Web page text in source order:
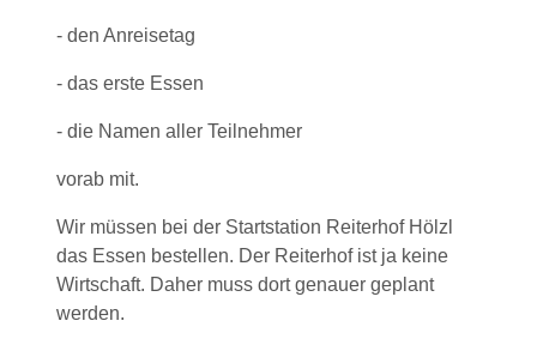
- den Anreisetag
- das erste Essen
- die Namen aller Teilnehmer
vorab mit.
Wir müssen bei der Startstation Reiterhof Hölzl
das Essen bestellen. Der Reiterhof ist ja keine
Wirtschaft. Daher muss dort genauer geplant
werden.